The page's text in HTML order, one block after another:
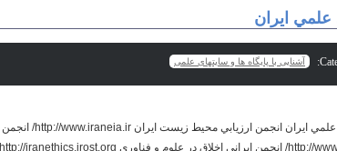
علمي ايران
آشنایی با پایگاه ها و سایتهای علمی